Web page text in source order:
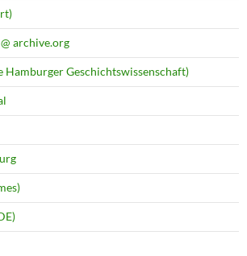
archive.org
Hamburger Geschichtswissenschaft)